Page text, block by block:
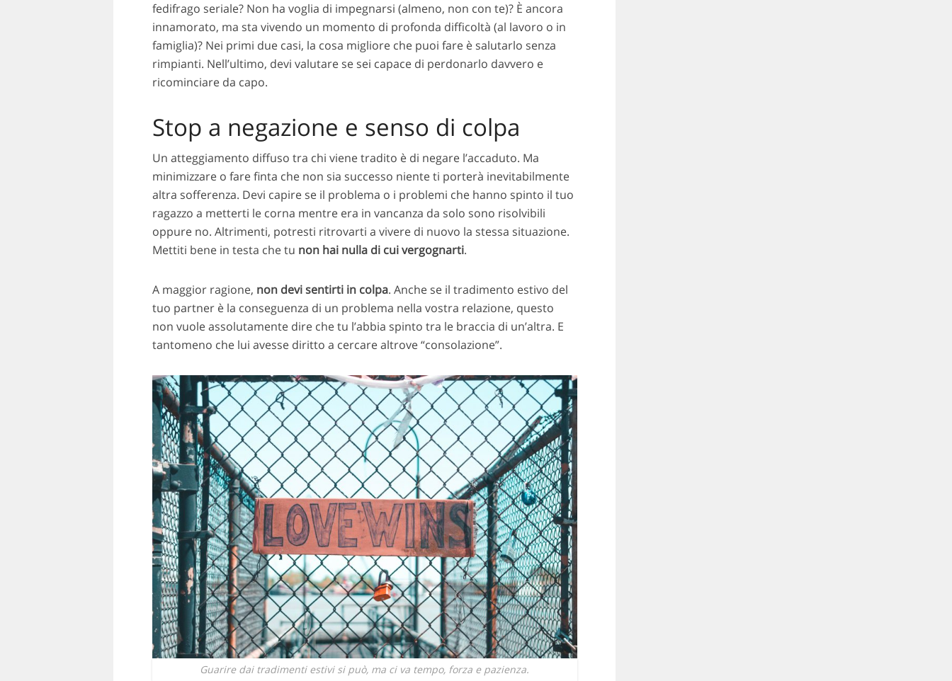
fedifrago seriale? Non ha voglia di impegnarsi (almeno, non con te)? È ancora
innamorato, ma sta vivendo un momento di profonda difficoltà (al lavoro o in
famiglia)? Nei primi due casi, la cosa migliore che puoi fare è salutarlo senza
rimpianti. Nell’ultimo, devi valutare se sei capace di perdonarlo davvero e
ricominciare da capo.
Stop a negazione e senso di colpa
Un atteggiamento diffuso tra chi viene tradito è di negare l’accaduto. Ma
minimizzare o fare finta che non sia successo niente ti porterà inevitabilmente
altra sofferenza. Devi capire se il problema o i problemi che hanno spinto il tuo
ragazzo a metterti le corna mentre era in vancanza da solo sono risolvibili
oppure no. Altrimenti, potresti ritrovarti a vivere di nuovo la stessa situazione.
Mettiti bene in testa che tu non hai nulla di cui vergognarti.
A maggior ragione, non devi sentirti in colpa. Anche se il tradimento estivo del
tuo partner è la conseguenza di un problema nella vostra relazione, questo
non vuole assolutamente dire che tu l’abbia spinto tra le braccia di un’altra. E
tantomeno che lui avesse diritto a cercare altrove “consolazione”.
Guarire dai tradimenti estivi si può, ma ci va tempo, forza e pazienza.